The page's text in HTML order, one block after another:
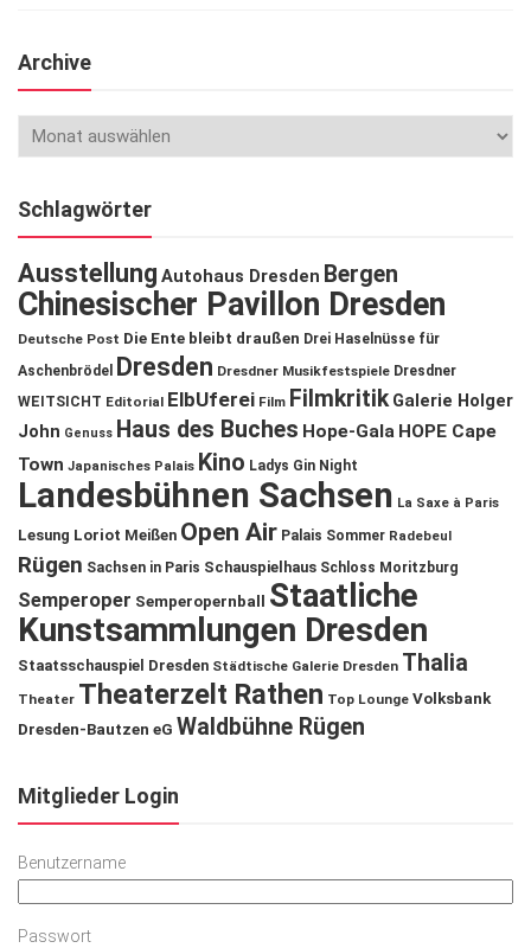
Archive
Schlagwörter
Ausstellung Autohaus Dresden Bergen
Chinesischer Pavillon Dresden
Deutsche Post Die Ente bleibt draußen Drei Haselnüsse für
Aschenbrödel
Dresden Dresdner Musikfestspiele Dresdner
WEITSICHT Editorial ElbUferei Film Filmkritik Galerie Holger
John Genuss Haus des Buches Hope-Gala HOPE Cape
Town Japanisches Palais Kino Ladys Gin Night
Landesbühnen Sachsen La Saxe à Paris
Lesung Loriot Meißen Open Air Palais Sommer Radebeul
Rügen Sachsen in Paris Schauspielhaus Schloss Moritzburg
Semperoper Semperopernball
Staatliche
Kunstsammlungen Dresden
Staatsschauspiel Dresden Städtische Galerie Dresden Thalia
Theater Theaterzelt Rathen Top Lounge Volksbank
Dresden-Bautzen eG Waldbühne Rügen
Mitglieder Login
Benutzername
Passwort